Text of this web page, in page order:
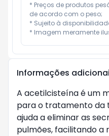
* Preços de produtos
de acordo com o peso;
* Sujeito à
* Imagem meramente
Informações
A acetilcisteína é um
para o tratamento da
ajuda a eliminar as
pulmões, facilitando a